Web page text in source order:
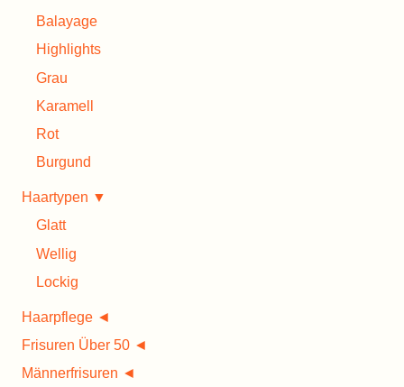
Balayage
Highlights
Grau
Karamell
Rot
Burgund
Haartypen ▼
Glatt
Wellig
Lockig
Haarpflege ◄
Frisuren Über 50 ◄
Männerfrisuren ◄